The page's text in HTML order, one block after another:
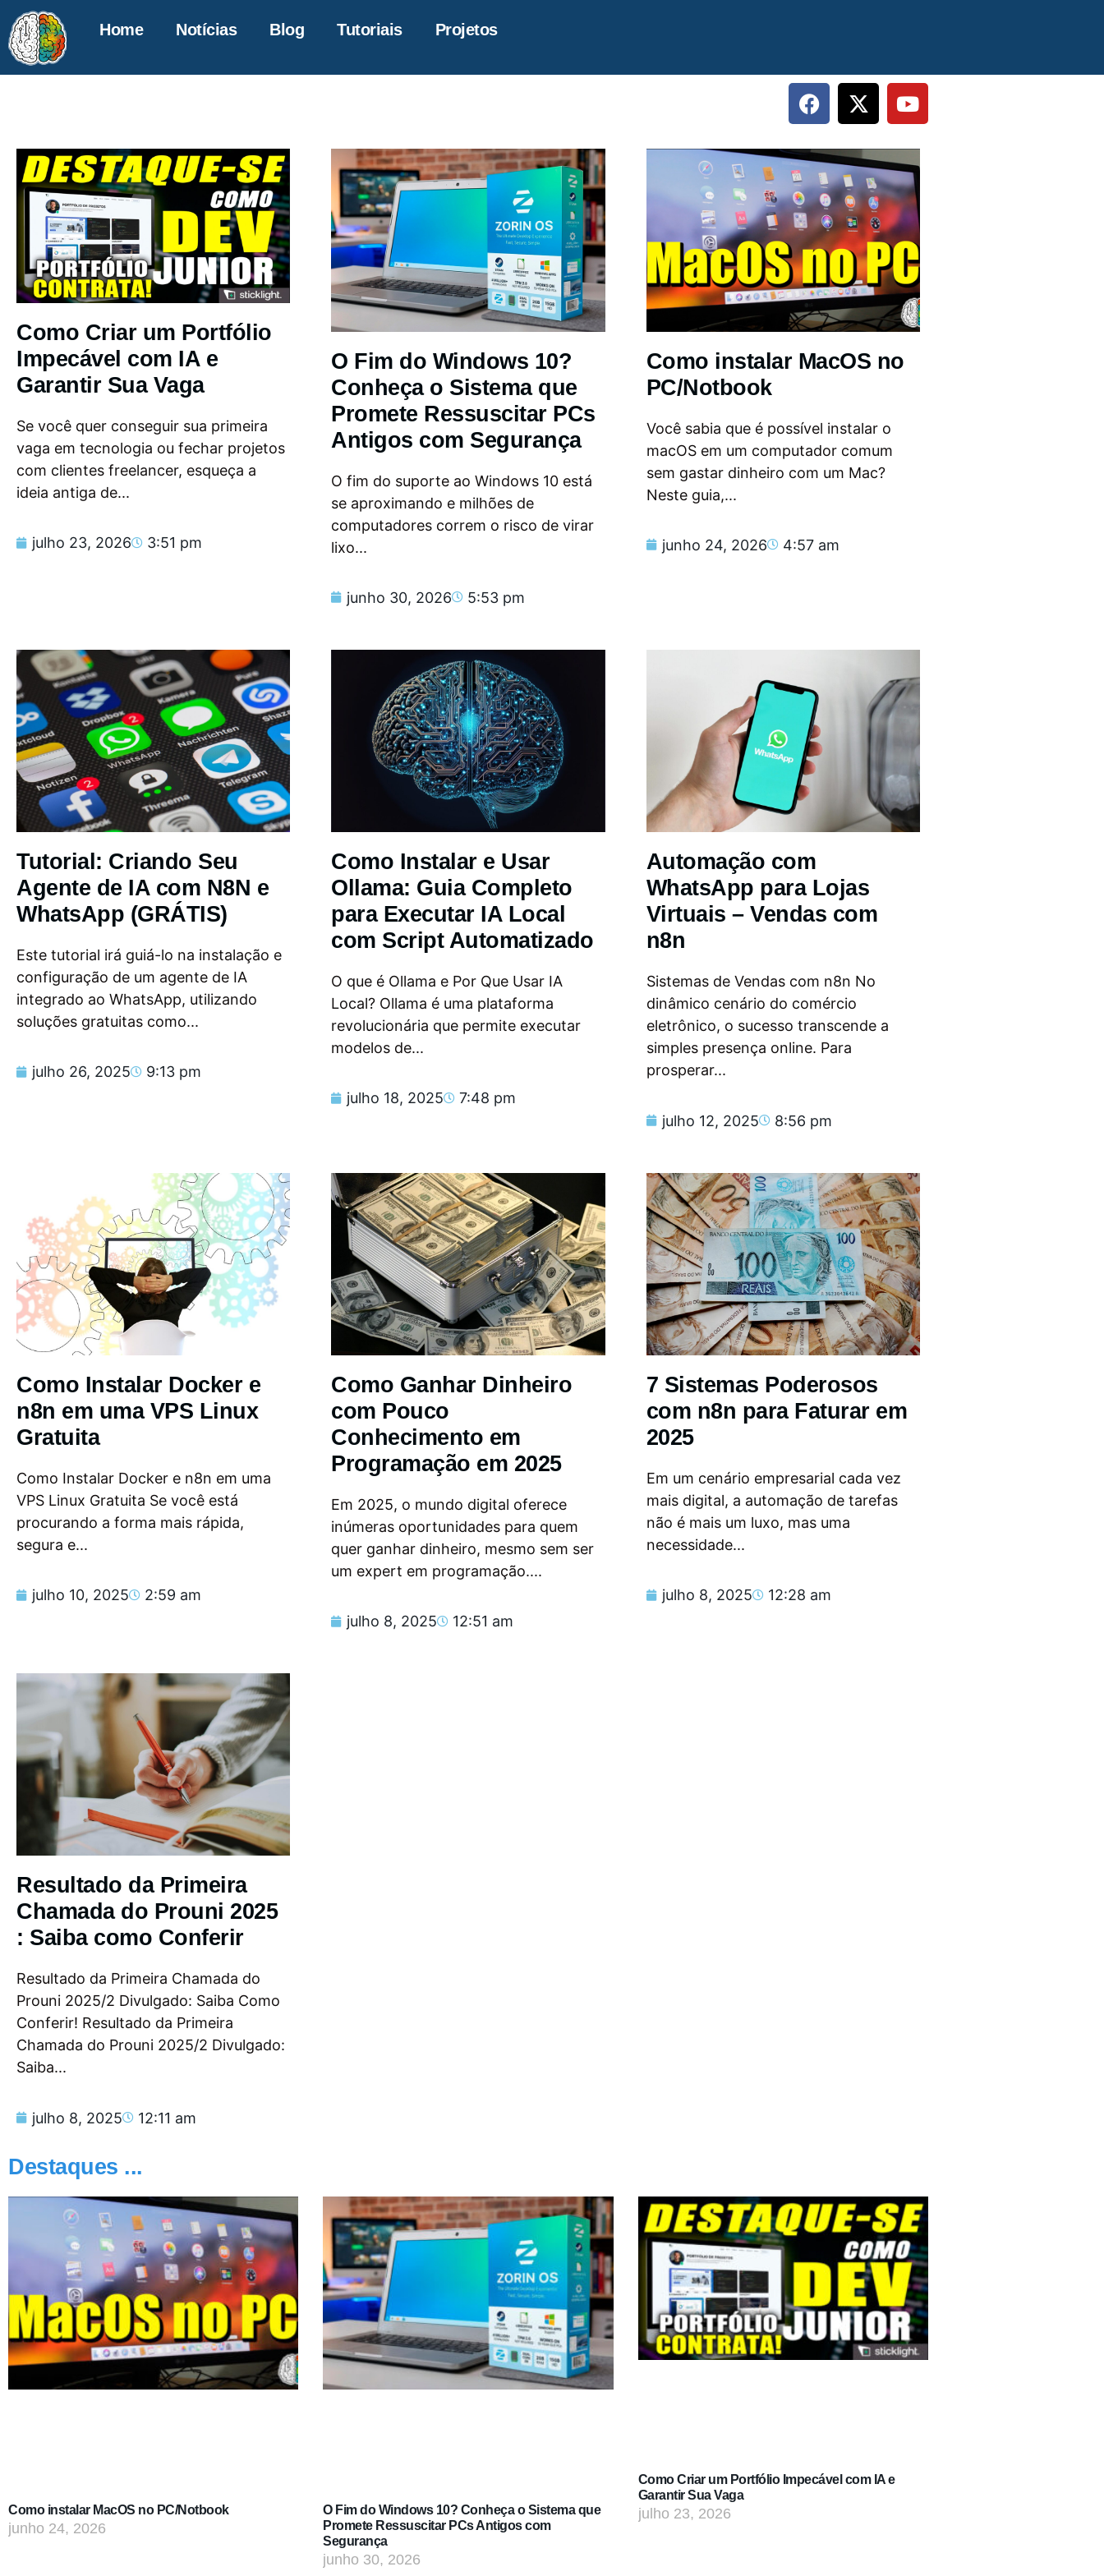
Home Notícias Blog Tutoriais Projetos
Como Criar um Portfólio
Impecável com IA e
Garantir Sua Vaga
Se você quer conseguir sua primeira
vaga em tecnologia ou fechar projetos
com clientes freelancer, esqueça a
ideia antiga de...
julho 23, 2026 3:51 pm
O Fim do Windows 10?
Conheça o Sistema que
Promete Ressuscitar PCs
Antigos com Segurança
O fim do suporte ao Windows 10 está
se aproximando e milhões de
computadores correm o risco de virar
lixo...
junho 30, 2026 5:53 pm
Como instalar MacOS no
PC/Notbook
Você sabia que é possível instalar o
macOS em um computador comum
sem gastar dinheiro com um Mac?
Neste guia,...
junho 24, 2026 4:57 am
Tutorial: Criando Seu
Agente de IA com N8N e
WhatsApp (GRÁTIS)
Este tutorial irá guiá-lo na instalação e
configuração de um agente de IA
integrado ao WhatsApp, utilizando
soluções gratuitas como...
julho 26, 2025 9:13 pm
Como Instalar e Usar
Ollama: Guia Completo
para Executar IA Local
com Script Automatizado
O que é Ollama e Por Que Usar IA
Local? Ollama é uma plataforma
revolucionária que permite executar
modelos de...
julho 18, 2025 7:48 pm
Automação com
WhatsApp para Lojas
Virtuais – Vendas com
n8n
Sistemas de Vendas com n8n No
dinâmico cenário do comércio
eletrônico, o sucesso transcende a
simples presença online. Para
prosperar...
julho 12, 2025 8:56 pm
Como Instalar Docker e
n8n em uma VPS Linux
Gratuita
Como Instalar Docker e n8n em uma
VPS Linux Gratuita Se você está
procurando a forma mais rápida,
segura e...
julho 10, 2025 2:59 am
Como Ganhar Dinheiro
com Pouco
Conhecimento em
Programação em 2025
Em 2025, o mundo digital oferece
inúmeras oportunidades para quem
quer ganhar dinheiro, mesmo sem ser
um expert em programação....
julho 8, 2025 12:51 am
7 Sistemas Poderosos
com n8n para Faturar em
2025
Em um cenário empresarial cada vez
mais digital, a automação de tarefas
não é mais um luxo, mas uma
necessidade...
julho 8, 2025 12:28 am
Resultado da Primeira
Chamada do Prouni 2025
: Saiba como Conferir
Resultado da Primeira Chamada do
Prouni 2025/2 Divulgado: Saiba Como
Conferir! Resultado da Primeira
Chamada do Prouni 2025/2 Divulgado:
Saiba...
julho 8, 2025 12:11 am
Destaques ...
Como instalar MacOS no PC/Notbook
junho 24, 2026
O Fim do Windows 10? Conheça o Sistema que
Promete Ressuscitar PCs Antigos com
Segurança
junho 30, 2026
Como Criar um Portfólio Impecável com IA e
Garantir Sua Vaga
julho 23, 2026